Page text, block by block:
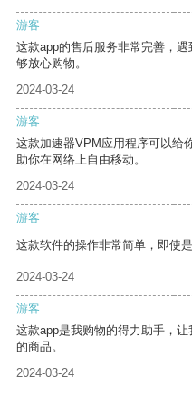
游客
这款app的售后服务非常完善，
够放心购物。
2024-03-24
游客
这款加速器VPM应用程序可以给
助你在网络上自由移动。
2024-03-24
游客
这款软件的操作非常简单，即使
2024-03-24
游客
这款app是我购物的得力助手，
的商品。
2024-03-24